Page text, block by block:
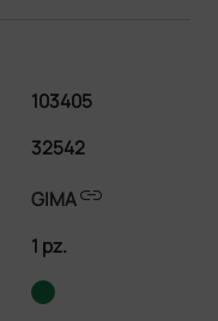
103405
32542
GIMAlink
1 pz.